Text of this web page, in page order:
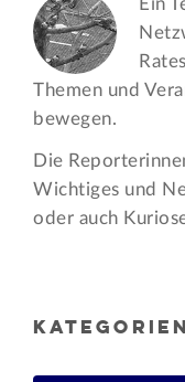
Ein
Themen und
bewegen.
Die
Wichtiges und
oder auch
KATEGORIEN